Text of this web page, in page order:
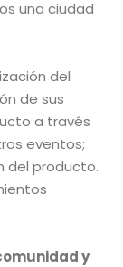
una ciudad
del
de sus
a través
eventos;
del producto.
y